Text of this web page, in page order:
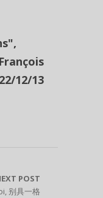
12/13
POST
别具一格